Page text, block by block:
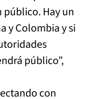
público. Hay un
y Colombia y si
público”,
con